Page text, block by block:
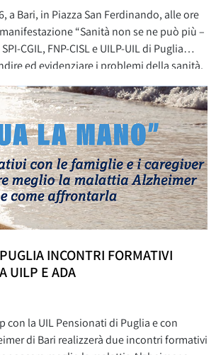
a Bari, in Piazza San Ferdinando, alle ore
“Sanità non se ne può più –
CGIL, FNP-CISL e UILP-UIL di Puglia
ed evidenziare i problemi della sanità,
Regionale che garantisca il diritto
INCONTRI FORMATIVI
UILP E ADA
con la UIL Pensionati di Puglia e con
di Bari realizzerà due incontri formativi